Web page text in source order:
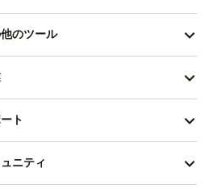
のツール
ト
ニティ